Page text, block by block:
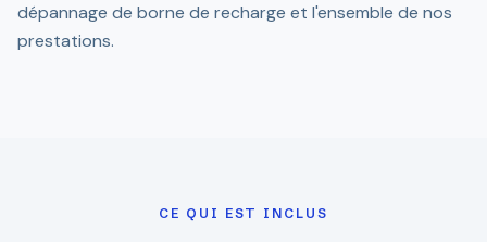
dépannage de borne de recharge et l'ensemble de nos
prestations.
CE QUI EST INCLUS